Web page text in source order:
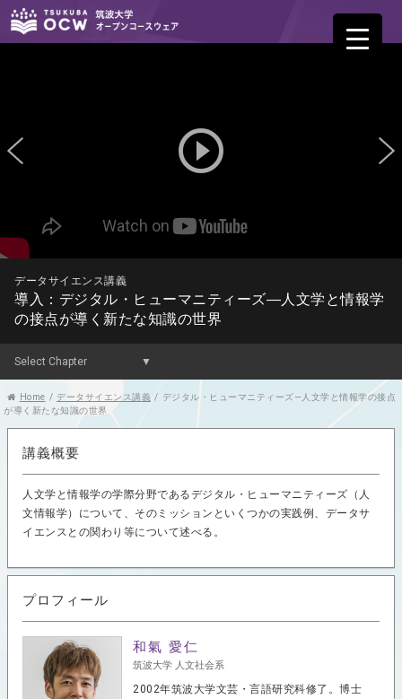
play_circle_outline
データサイエンス講義
導入：デジタル・ヒューマニティーズ—人文学と情報学
の接点が導く新たな知識の世界
Home / データサイエンス講義 / デジタル・ヒューマニティーズ—人文学と情報学の接点
が導く新たな知識の世界
講義概要
人文学と情報学の学際分野であるデジタル・ヒューマニティーズ（人
文情報学）について、そのミッションといくつかの実践例、データサ
イエンスとの関わり等について述べる。
プロフィール
和氣 愛仁
筑波大学 人文社会系
2002年筑波大学文芸・言語研究科修了。博士